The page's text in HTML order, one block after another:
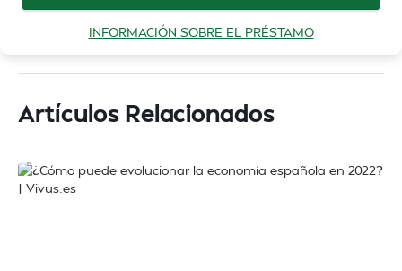
INFORMACIÓN SOBRE EL PRÉSTAMO
Artículos Relacionados